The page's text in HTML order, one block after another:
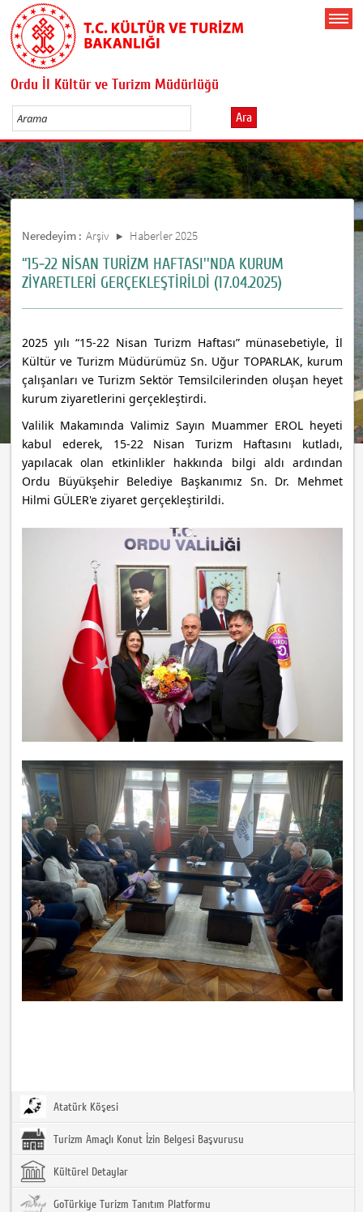
Ordu İl Kültür ve Turizm Müdürlüğü
Ara
Neredeyim : Arşiv Haberler 2025
“15-22 NİSAN TURİZM HAFTASI''NDA KURUM
ZİYARETLERİ GERÇEKLEŞTİRİLDİ (17.04.2025)
2025 yılı “15-22 Nisan Turizm Haftası” münasebetiyle, İl
Kültür ve Turizm Müdürümüz Sn. Uğur TOPARLAK, kurum
çalışanları ve Turizm Sektör Temsilcilerinden oluşan heyet
kurum ziyaretlerini gerçekleştirdi.
Valilik Makamında Valimiz Sayın Muammer EROL heyeti
kabul ederek, 15-22 Nisan Turizm Haftasını kutladı,
yapılacak olan etkinlikler hakkında bilgi aldı ardından
Ordu Büyükşehir Belediye Başkanımız Sn. Dr. Mehmet
Hilmi GÜLER'e ziyaret gerçekleştirildi.
Atatürk Köşesi
Turizm Amaçlı Konut İzin Belgesi Başvurusu
Kültürel Detaylar
GoTürkiye Turizm Tanıtım Platformu